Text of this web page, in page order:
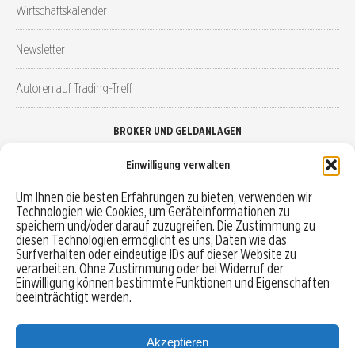
Einwilligung verwalten
Um Ihnen die besten Erfahrungen zu bieten, verwenden wir
Technologien wie Cookies, um Geräteinformationen zu
speichern und/oder darauf zuzugreifen. Die Zustimmung zu
diesen Technologien ermöglicht es uns, Daten wie das
Surfverhalten oder eindeutige IDs auf dieser Website zu
verarbeiten. Ohne Zustimmung oder bei Widerruf der
Einwilligung können bestimmte Funktionen und Eigenschaften
beeinträchtigt werden.
Akzeptieren
Wirtschaftskalender
Newsletter
Autoren auf Trading-Treff
BROKER UND GELDANLAGEN
Robo-Advisor vergleichen
Depotvergleich
Festgeld vergleichen
Tagesgeld vergleichen